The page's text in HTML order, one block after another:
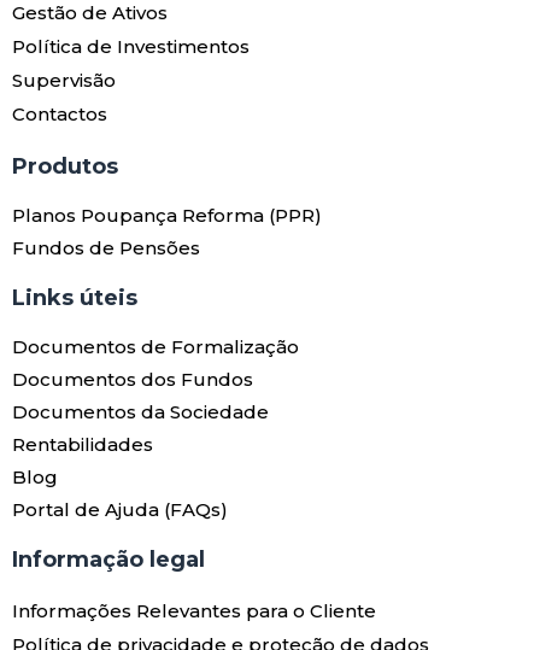
Gestão de Ativos
Política de Investimentos
Supervisão
Contactos
Produtos​
Planos Poupança Reforma (PPR)
Fundos de Pensões
Links úteis​
Documentos de Formalização
Documentos dos Fundos
Documentos da Sociedade
Rentabilidades
Blog
Portal de Ajuda (FAQs)
Informação legal
Informações Relevantes para o Cliente
Política de privacidade e proteção de dados